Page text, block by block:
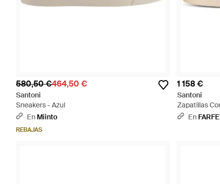
580,50 €464,50 €
Santoni
Sneakers - Azul
En Miinto
REBAJAS
1 158 €
Santoni
Zapatillas
Metálico
En